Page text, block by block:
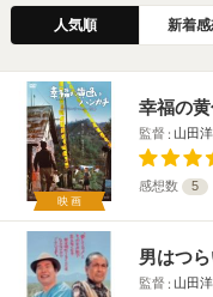
人気順 新着
映画
幸福の
監督 山田
感想数 5
男はつ
監督 山田